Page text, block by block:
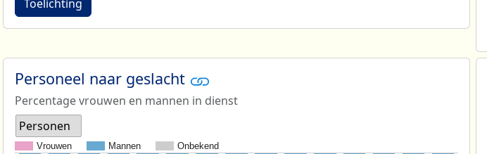
Toelichting
Personeel naar geslacht
Percentage vrouwen en mannen in dienst
Personen
Vrouwen Mannen Onbekend